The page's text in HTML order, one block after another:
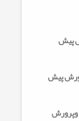
پیش
پیش
وپرورش